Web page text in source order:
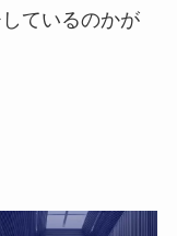
ているのかが